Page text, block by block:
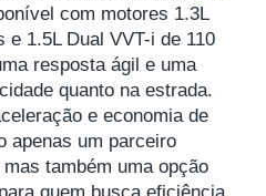
com motores 1.3L
e 1.5L Dual VVT-i de 110
resposta ágil e uma
quanto na estrada.
e economia de
apenas um parceiro
também uma opção
quem busca eficiência